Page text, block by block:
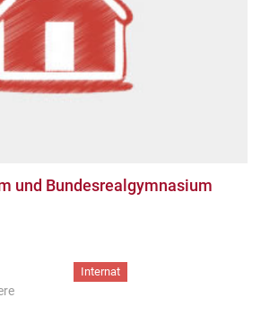
und Bundesrealgymnasium
Internat